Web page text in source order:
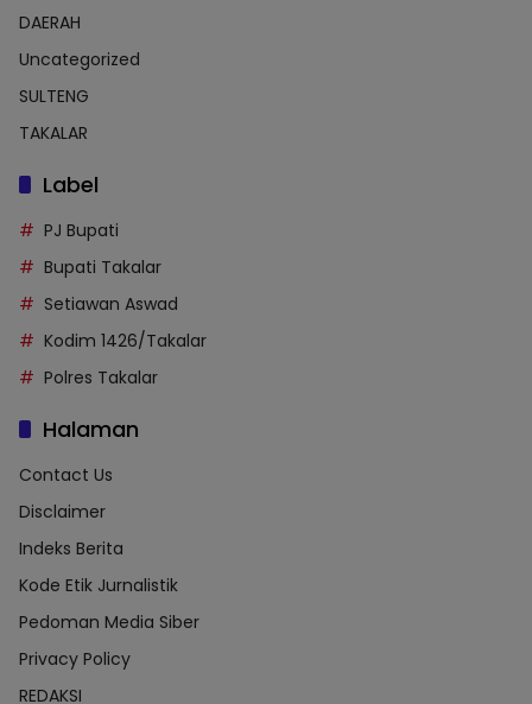
DAERAH
Uncategorized
SULTENG
TAKALAR
Label
PJ Bupati
Bupati Takalar
Setiawan Aswad
Kodim 1426/Takalar
Polres Takalar
Halaman
Contact Us
Disclaimer
Indeks Berita
Kode Etik Jurnalistik
Pedoman Media Siber
Privacy Policy
REDAKSI